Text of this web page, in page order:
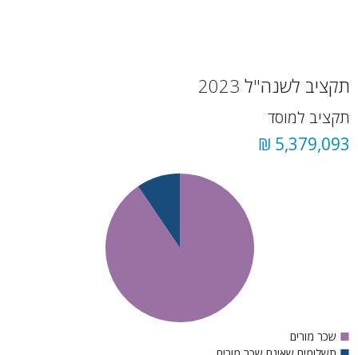
תקציב לשנה"ל 2023
תקציב למוסד
5,379,093 ₪
■ שכר מורים